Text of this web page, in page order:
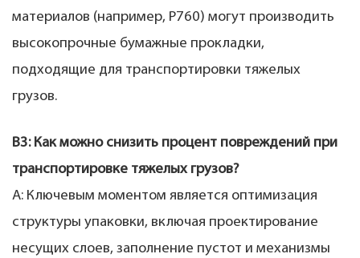
материалов (например, P760) могут производить
высокопрочные бумажные прокладки,
подходящие для транспортировки тяжелых
грузов.
В3: Как можно снизить процент повреждений при
транспортировке тяжелых грузов?
А: Ключевым моментом является оптимизация
структуры упаковки, включая проектирование
несущих слоев, заполнение пустот и механизмы